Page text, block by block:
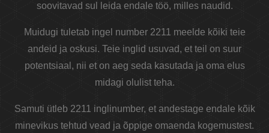
soovitavad sul leida endale töö, milles naudid.
Muidugi tuletab ingel number 2211 meelde kõiki teie
andeid ja oskusi. Teie inglid usuvad, et teil on suur
potentsiaal, nii et on aeg seda kasutada ja oma elus
midagi olulist teha.
Samuti ütleb 2211 inglinumber, et andestage endale kõik
minevikus tehtud vead ja õppige omaenda kogemustest.